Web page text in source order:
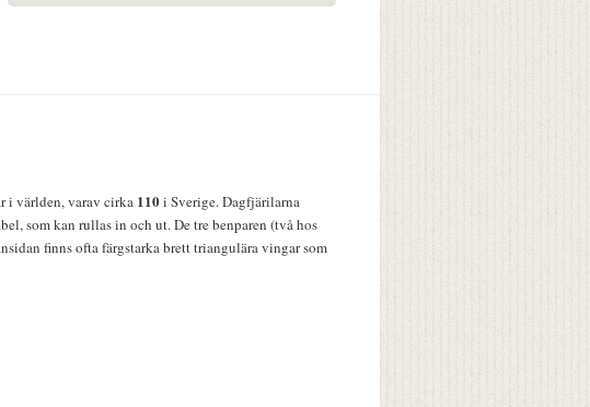
i världen, varav cirka 110i Sverige. Dagfjärilarna
som kan rullas in och ut. De tre benparen (två hos
finns ofta färgstarka brett triangulära vingar som